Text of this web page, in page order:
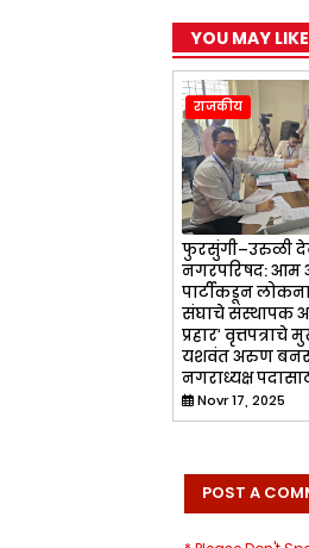
YOU MAY LIKE
राजकीय
फुरसुंगी–उरुळी
नगरपरिषद: आम
पार्टीकडून
संघाचे संस्थापक
प्रहार’
यशवंत अरुण
नगराध्यक्ष
Novr 17, 2025
POST A